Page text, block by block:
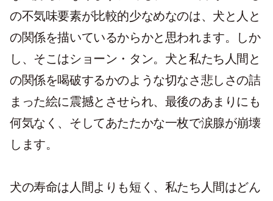
の不気味要素が比較的少なめなのは、犬と人と
の関係を描いているからかと思われます。しか
し、そこはショーン・タン。犬と私たち人間と
の関係を喝破するかのような切なさ悲しさの詰
まった絵に震撼とさせられ、最後のあまりにも
何気なく、そしてあたたかな一枚で涙腺が崩壊
します。
犬の寿命は人間よりも短く、私たち人間はどん